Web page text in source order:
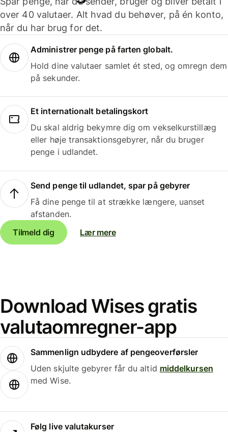
over 40 valutaer. Alt hvad du behøver, på én konto,
når du har brug for det.
Administrer penge på farten globalt.
Hold dine valutaer samlet ét sted, og omregn dem
på sekunder.
Et internationalt betalingskort
Du skal aldrig bekymre dig om vekselkurstillæg
eller høje transaktionsgebyrer, når du bruger
penge i udlandet.
Send penge til udlandet, spar på gebyrer
Få dine penge til at strække længere, uanset
afstanden.
Tilmeld dig
Lær mere
Download Wises gratis
valutaomregner-app
Sammenlign udbydere af pengeoverførsler
Uden skjulte gebyrer får du altid middelkursen
med Wise.
Følg live valutakurser